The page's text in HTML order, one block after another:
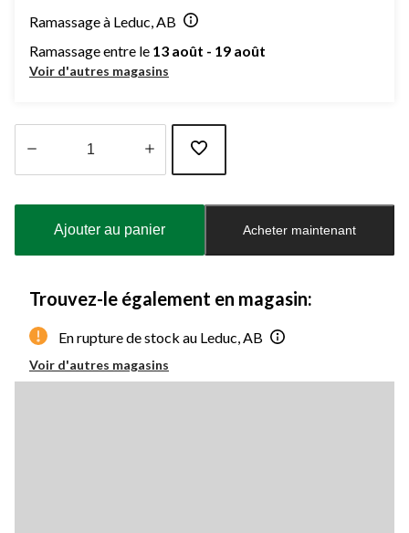
Ramassage à Leduc, AB
Ramassage entre le 13 août - 19 août
Voir d'autres magasins
à
Ajouter au panier Acheter maintenant
Trouvez-le également en magasin:
En rupture de stock au Leduc, AB
Voir d'autres magasins